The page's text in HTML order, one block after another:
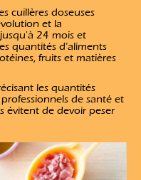
cuillères doseuses
et la
24 mois et
quantités d’aliments
fruits et matières
les quantités
de santé et
évitent de devoir peser